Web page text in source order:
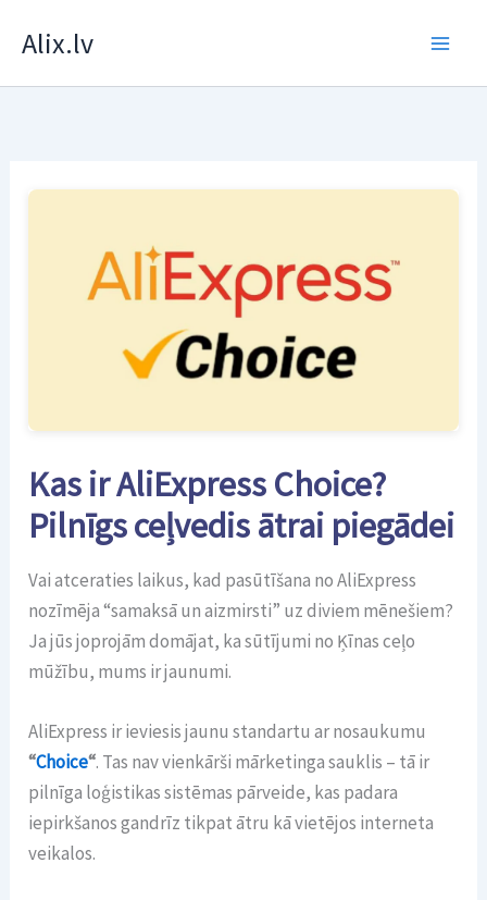
Alix.lv
Kas ir AliExpress Choice?
Pilnīgs ceļvedis ātrai piegādei
Vai atceraties laikus, kad pasūtīšana no AliExpress
nozīmēja “samaksā un aizmirsti” uz diviem mēnešiem?
Ja jūs joprojām domājat, ka sūtījumi no Ķīnas ceļo
mūžību, mums ir jaunumi.
AliExpress ir ieviesis jaunu standartu ar nosaukumu
“Choice“. Tas nav vienkārši mārketinga sauklis – tā ir
pilnīga loģistikas sistēmas pārveide, kas padara
iepirkšanos gandrīz tikpat ātru kā vietējos interneta
veikalos.